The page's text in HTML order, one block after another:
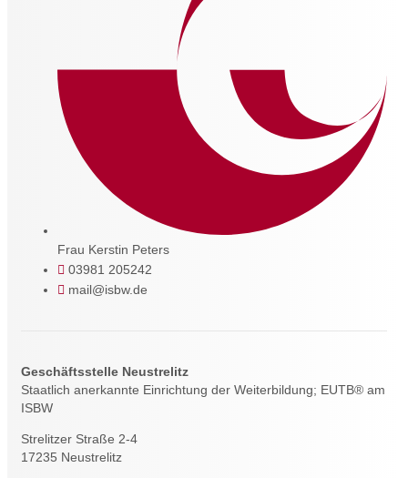
Frau Kerstin Peters
03981 205242
mail@isbw.de
Geschäftsstelle Neustrelitz
Staatlich anerkannte Einrichtung der Weiterbildung; EUTB® am
ISBW
Strelitzer Straße 2-4
17235 Neustrelitz